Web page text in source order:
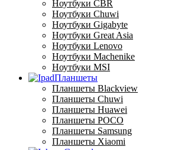
Ноутбуки CBR
Ноутбуки Chuwi
Ноутбуки Gigabyte
Ноутбуки Great Asia
Ноутбуки Lenovo
Ноутбуки Machenike
Ноутбуки MSI
Планшеты
Планшеты Blackview
Планшеты Chuwi
Планшеты Huawei
Планшеты POCO
Планшеты Samsung
Планшеты Xiaomi